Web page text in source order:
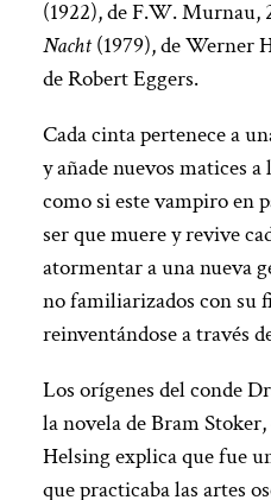
(1922), de F.W. Murnau,
Nacht(1979), de Werner
de Robert Eggers.
Cada cinta pertenece a
y añade nuevos matices
como si este vampiro en
ser que muere y revive
atormentar a una nueva
no familiarizados con su
reinventándose a través
Los orígenes del conde
la novela de Bram
Helsing explica que fue
que practicaba las artes